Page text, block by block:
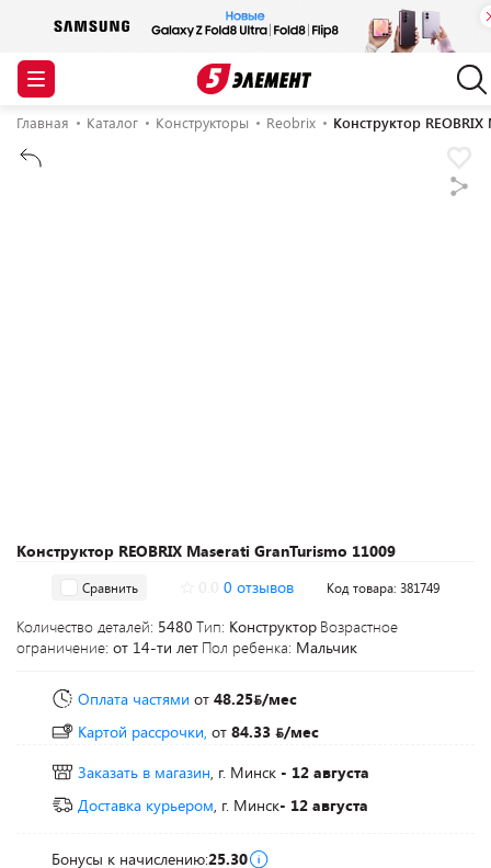
Главная Каталог Конструкторы Reobrix Конструктор
Конструктор REOBRIX Maserati GranTurismo 11009
Сравнить 0 отзывов Код товара: 381749
Количество деталей: 5480 Тип: Конструктор Возрастное
ограничение: от 14-ти лет Пол ребенка: Мальчик
Оплата частями от 48.25 /мес
Картой рассрочки, от 84.33
/мес
Заказать в магазин, г. Минск - 12 августа
Доставка курьером, г. Минск- 12 августа
Бонусы к начислению:25.30